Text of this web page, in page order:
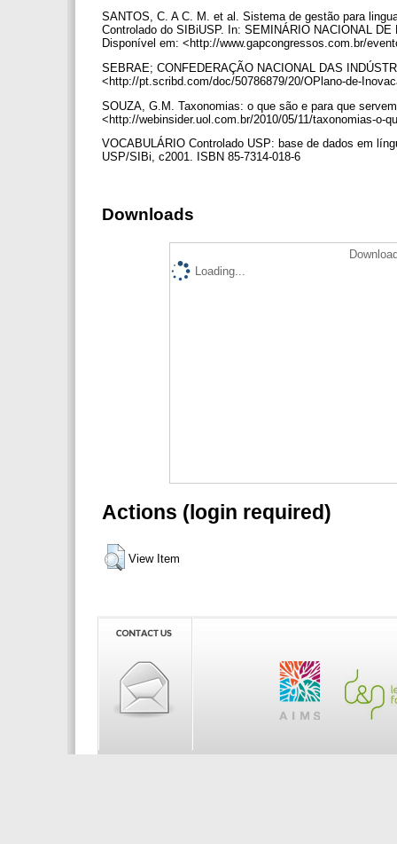
SANTOS, C. A C. M. et al. Sistema de gestão para
Controlado do SIBiUSP. In: SEMINÁRIO NACIONAL
Disponível em: <http://www.gapcongressos.com.br/
SEBRAE; CONFEDERAÇÃO NACIONAL DAS
<http://pt.scribd.com/doc/50786879/20/OPlano-de-
SOUZA, G.M. Taxonomias: o que são e para que
<http://webinsider.uol.com.br/2010/05/11/taxonomias-o-
VOCABULÁRIO Controlado USP: base de dados em
USP/SIBi, c2001. ISBN 85-7314-018-6
Downloads
Loading...
Actions (login required)
View Item